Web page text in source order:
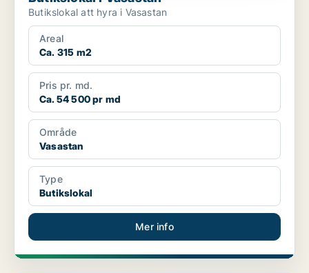
Butikslokal att hyra i Vasastan
Areal
Ca. 315 m2
Pris pr. md.
Ca. 54 500 pr md
Område
Vasastan
Type
Butikslokal
Mer info